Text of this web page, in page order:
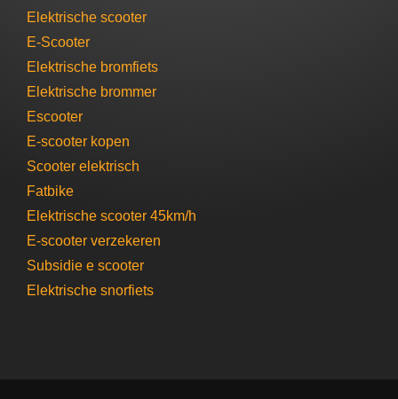
Elektrische scooter
E-Scooter
Elektrische bromfiets
Elektrische brommer​
Escooter​
E-scooter​ kopen
Scooter elektrisch​
Fatbike
Elektrische scooter 45km/h
E-scooter verzekeren
Subsidie e scooter
Elektrische snorfiets